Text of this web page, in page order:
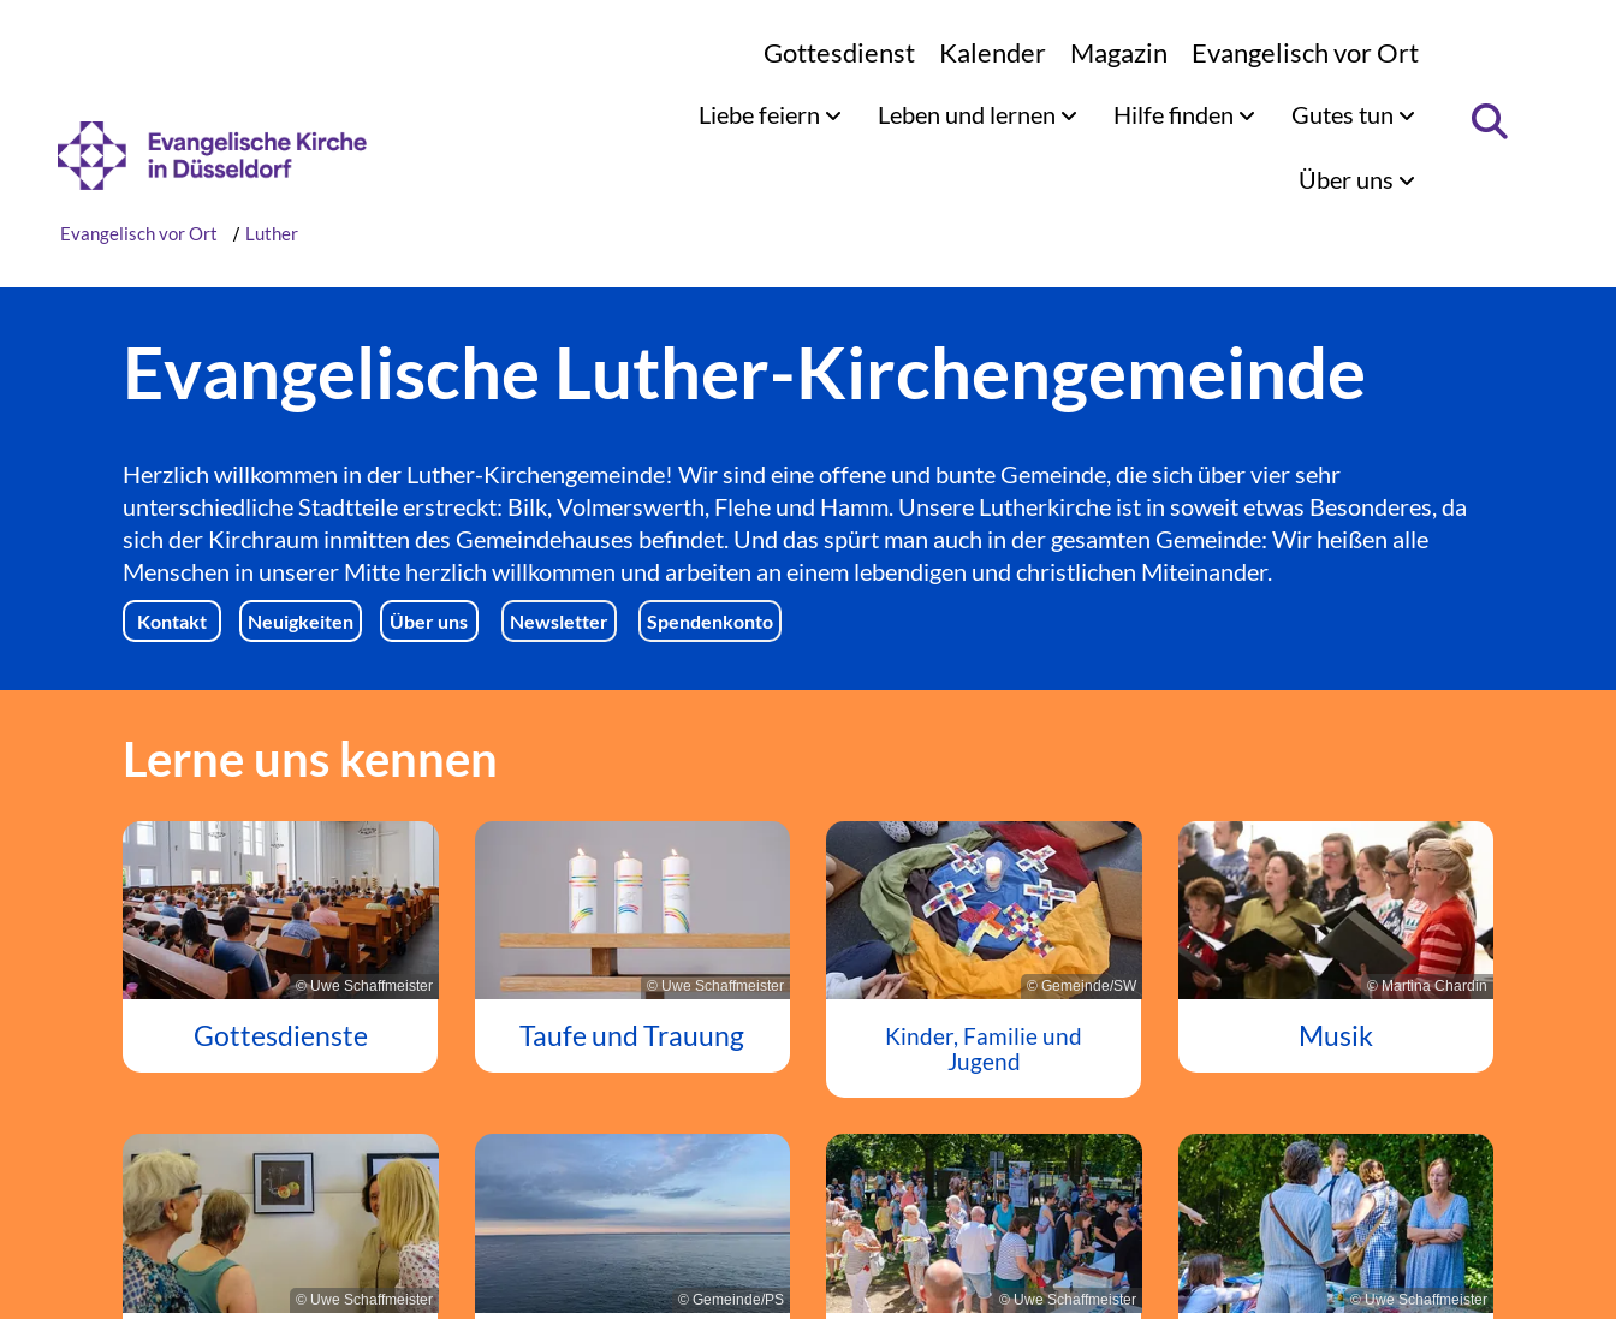
Gottesdienst Kalender Magazin Evangelisch vor Ort
Liebe feiern Leben und lernen Hilfe finden Gutes tun
Über uns
Evangelisch vor Ort / Luther
Evangelische Luther-Kirchengemeinde
Herzlich willkommen in der Luther-Kirchengemeinde! Wir sind eine offene und bunte Gemeinde, die sich über vier sehr
unterschiedliche Stadtteile erstreckt: Bilk, Volmerswerth, Flehe und Hamm. Unsere Lutherkirche ist in soweit etwas Besonderes, da
sich der Kirchraum inmitten des Gemeindehauses befindet. Und das spürt man auch in der gesamten Gemeinde: Wir heißen alle
Menschen in unserer Mitte herzlich willkommen und arbeiten an einem lebendigen und christlichen Miteinander.
Kontakt Neuigkeiten Über uns Newsletter Spendenkonto
Lerne uns kennen
© Uwe Schaffmeister
Gottesdienste
© Uwe Schaffmeister
Taufe und Trauung
© Gemeinde/SW
Kinder, Familie und
Jugend
© Martina Chardin
Musik
© Uwe Schaffmeister © Gemeinde/PS © Uwe Schaffmeister © Uwe Schaffmeister